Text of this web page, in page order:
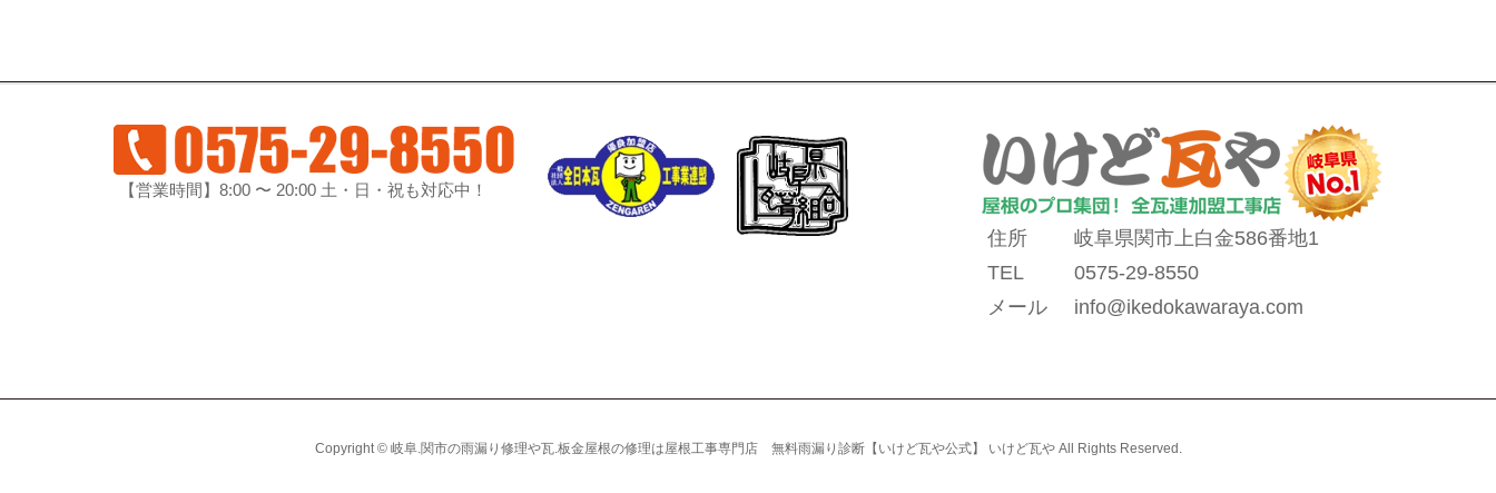
【営業時間】8:00 〜 20:00 土・日・祝も対応中！
住所
岐阜県関市上白金586番地1
TEL
0575-29-8550
メール
info@ikedokawaraya.com
Copyright © 岐阜.関市の雨漏り修理や瓦.板金屋根の修理は屋根工事専門店 無料雨漏り診断【いけど瓦や公式】 いけど瓦や All Rights Reserved.